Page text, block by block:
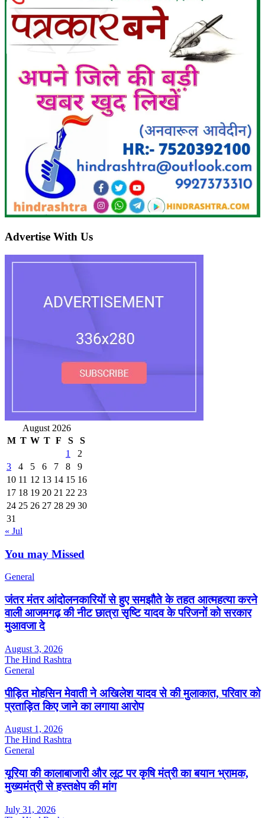
Advertise With Us
August 2026
M T W T F S
S
1
2
3
4 5 6 7 8
9
10 11 12 13 14 15 16
17 18 19 20 21 22 23
24 25 26 27 28 29 30
31
« Jul
You may Missed
General
जंतर मंतर आंदोलनकारियों से हुए समझौते के तहत आत्महत्या करने
वाली आजमगढ़ की नीट छात्रा सृष्टि यादव के परिजनों को सरकार
मुआवजा दे
August 3, 2026
The Hind Rashtra
General
पीड़ित मोहसिन मेवाती ने अखिलेश यादव से की मुलाकात, परिवार को
प्रताड़ित किए जाने का लगाया आरोप
August 1, 2026
The Hind Rashtra
General
यूरिया की कालाबाजारी और लूट पर कृषि मंत्री का बयान भ्रामक,
मुख्यमंत्री से हस्तक्षेप की मांग
July 31, 2026